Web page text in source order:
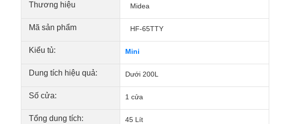
Thương hiệu Midea
Mã sản phẩm HF-65TTY
Kiểu tủ: Mini
Dung tích hiệu quả: Dưới 200L
Số cửa: 1 cửa
Tổng dung tích: 45 Lít